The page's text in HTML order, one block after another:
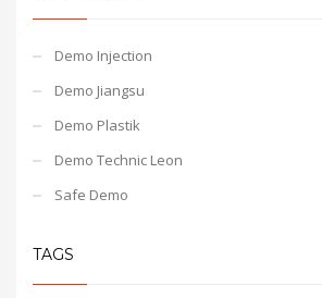
Demo Injection
Demo Jiangsu
Demo Plastik
Demo Technic Leon
Safe Demo
TAGS